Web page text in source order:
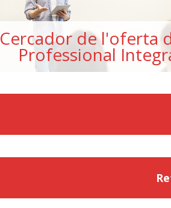
Cercador de l'oferta
Professional